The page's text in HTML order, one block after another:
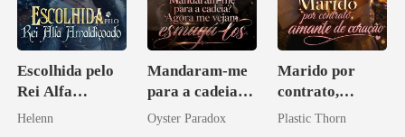
Escolhida pelo
Rei Alfa
Amaldiçoado
Helenn
Mandaram-me
para a cadeia?
Agora me
Oyster Paradox
Marido por
contrato,
amante de
Plastic Thorn